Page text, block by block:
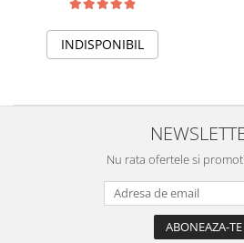
INDISPONIBIL
Nu rata ofertele si